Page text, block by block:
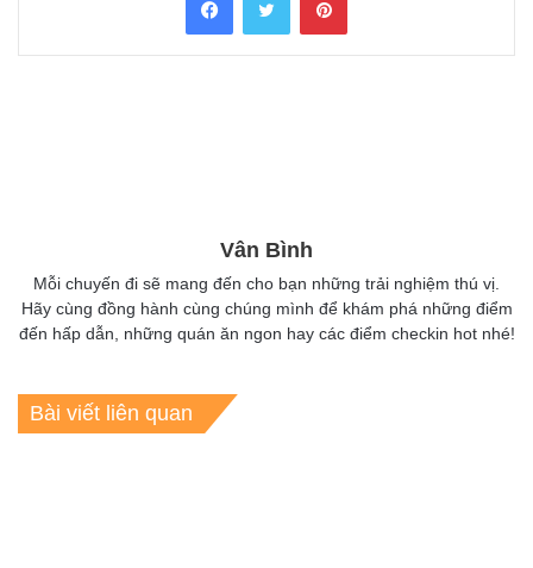
Vân Bình
Mỗi chuyến đi sẽ mang đến cho bạn những trải nghiệm thú vị.
Hãy cùng đồng hành cùng chúng mình để khám phá những điểm
đến hấp dẫn, những quán ăn ngon hay các điểm checkin hot nhé!
Bài viết liên quan